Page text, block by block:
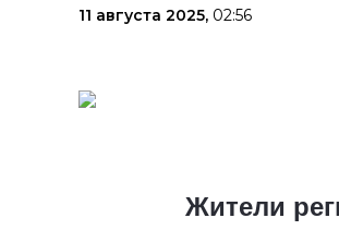
11 августа 2025, 02:56
Жители